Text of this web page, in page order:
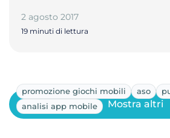
2 agosto 2017
19 minuti di lettura
promozione giochi mobili aso
analisi app mobile
Mostra altri